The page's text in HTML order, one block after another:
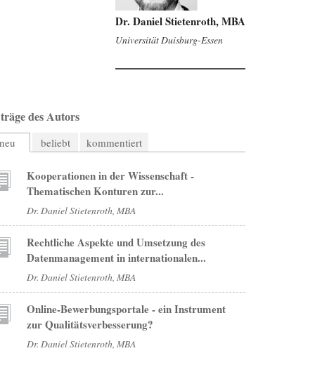
Dr. Daniel Stietenroth, MBA
Universität Duisburg-Essen
des Autors
neu beliebt kommentiert
Kooperationen in der Wissenschaft -
Thematischen Konturen zur...
Dr. Daniel Stietenroth, MBA
Rechtliche Aspekte und Umsetzung des
Datenmanagement in internationalen...
Dr. Daniel Stietenroth, MBA
Online-Bewerbungsportale - ein Instrument
zur Qualitätsverbesserung?
Dr. Daniel Stietenroth, MBA